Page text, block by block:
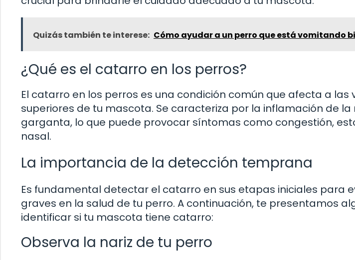
Quizás también te interese: Cómo ayudar a un perro que está vomitando
¿Qué es el catarro en los perros?
El catarro en los perros es una condición común que afecta a las
superiores de tu mascota. Se caracteriza por la inflamación de la
garganta, lo que puede provocar síntomas como congestión,
nasal.
La importancia de la detección temprana
Es fundamental detectar el catarro en sus etapas iniciales para
graves en la salud de tu perro. A continuación, te presentamos
identificar si tu mascota tiene catarro:
Observa la nariz de tu perro